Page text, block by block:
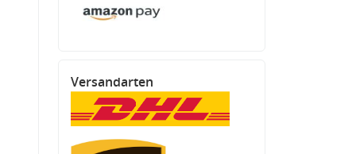
Versandarten